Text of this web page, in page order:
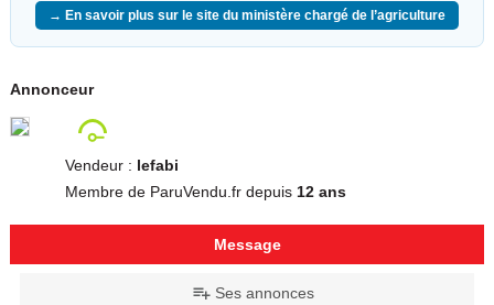
→ En savoir plus sur le site du ministère chargé de l’agriculture
Annonceur
Vendeur : lefabi
Membre de ParuVendu.fr depuis 12 ans
Message
Ses annonces